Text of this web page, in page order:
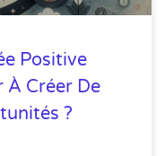
Positive
À Créer De
?